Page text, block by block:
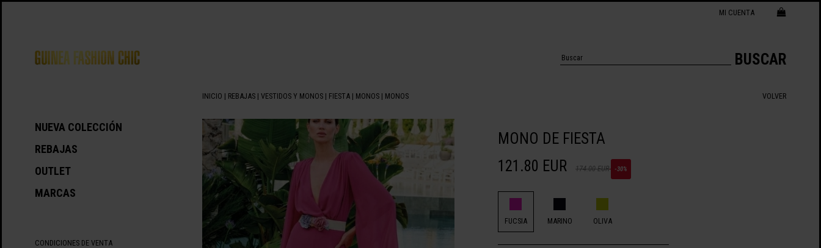
MI CUENTA
BUSCAR
INICIO | REBAJAS| VESTIDOS Y MONOS| FIESTA| MONOS| MONOS VOLVER
NUEVA COLECCIÓN
REBAJAS
OUTLET
MARCAS
CONDICIONES DE VENTA
MONO DE FIESTA
121.80 EUR
174.00 EUR -30%
FUCSIA MARINO OLIVA